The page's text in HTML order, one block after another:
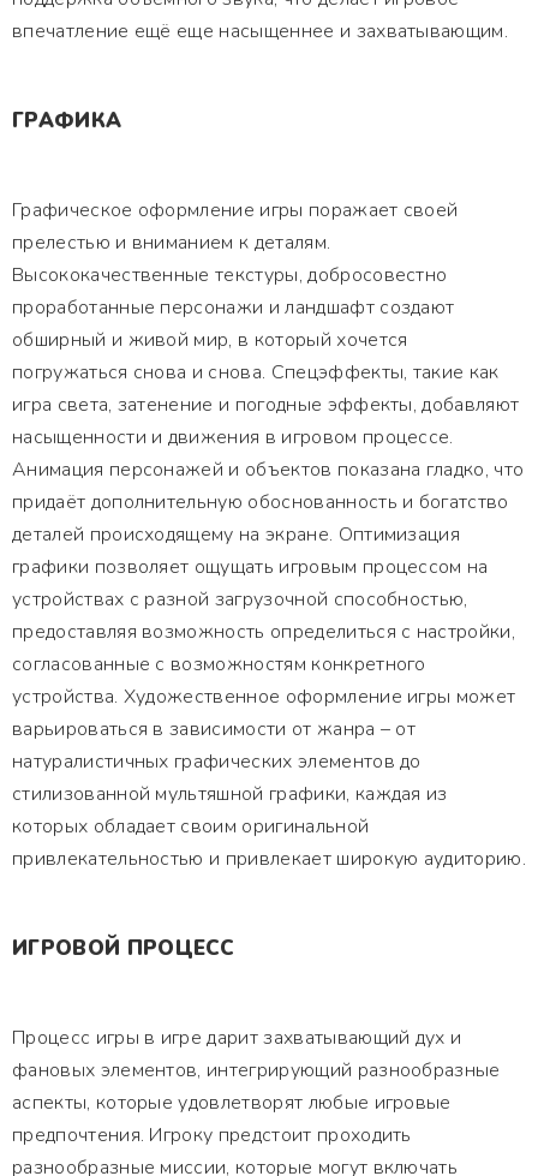
впечатление ещё еще насыщеннее и захватывающим.
ГРАФИКА
Графическое оформление игры поражает своей
прелестью и вниманием к деталям.
Высококачественные текстуры, добросовестно
проработанные персонажи и ландшафт создают
обширный и живой мир, в который хочется
погружаться снова и снова. Спецэффекты, такие как
игра света, затенение и погодные эффекты, добавляют
насыщенности и движения в игровом процессе.
Анимация персонажей и объектов показана гладко, что
придаёт дополнительную обоснованность и богатство
деталей происходящему на экране. Оптимизация
графики позволяет ощущать игровым процессом на
устройствах с разной загрузочной способностью,
предоставляя возможность определиться с настройки,
согласованные с возможностям конкретного
устройства. Художественное оформление игры может
варьироваться в зависимости от жанра – от
натуралистичных графических элементов до
стилизованной мультяшной графики, каждая из
которых обладает своим оригинальной
привлекательностью и привлекает широкую аудиторию.
ИГРОВОЙ ПРОЦЕСС
Процесс игры в игре дарит захватывающий дух и
фановых элементов, интегрирующий разнообразные
аспекты, которые удовлетворят любые игровые
предпочтения. Игроку предстоит проходить
разнообразные миссии, которые могут включать